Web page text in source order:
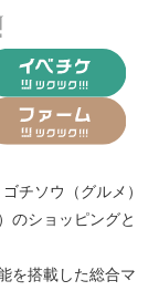
ゴチソウ（グルメ）
のショッピングと
を搭載した総合マ